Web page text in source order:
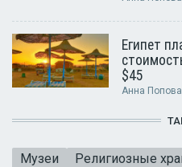
Египет
$45
Анна Попова
Музеи
Религиозные